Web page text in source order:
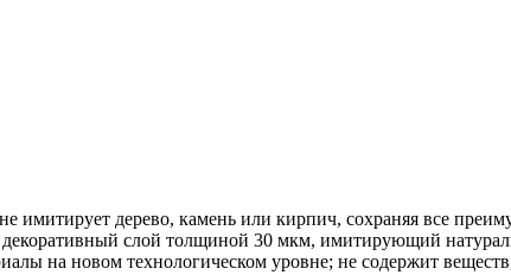
дерево, камень или кирпич, сохраняя все
декоративный слой толщиной 30 мкм, имитирующий
на новом технологическом уровне; не содержит